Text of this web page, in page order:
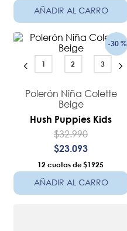
AÑADIR AL CARRO
-30 %
1 2 3
Polerón Niña Colette
Beige
Hush Puppies Kids
$32.990
$23.093
12 $1925
AÑADIR AL CARRO